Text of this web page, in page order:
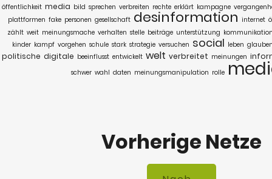
öffentlichkeit media bild sprechen verbreiten rechte erklärt kampagne
plattformen fake personen gesellschaft desinformation internet
zählt weit meinungsmache verhalten stelle beiträge unterstützung
kinder kampf vorgehen schule stark strategie versuchen social leben
politische digitale beeinflusst entwickelt welt verbreitet meinungen
schwer wahl daten meinungsmanipulation rolle
Vorherige Netze